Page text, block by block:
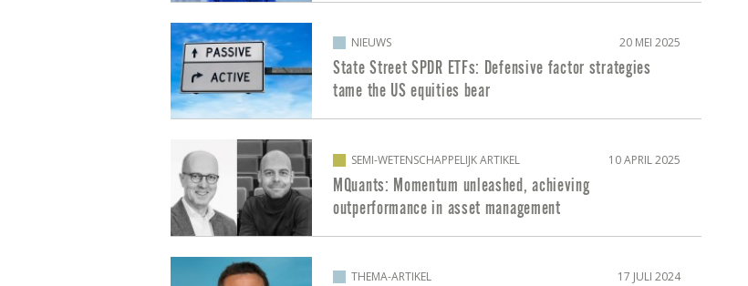
NIEUWS 20 MEI 2025
State Street SPDR ETFs: Defensive factor strategies
tame the US equities bear
SEMI-WETENSCHAPPELIJK ARTIKEL 10 APRIL 2025
MQuants: Momentum unleashed, achieving
outperformance in asset management
THEMA-ARTIKEL 17 JULI 2024